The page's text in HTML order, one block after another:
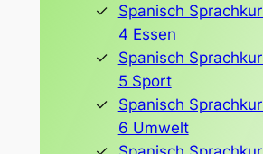
Spanisch
4 Essen
Spanisch
5 Sport
Spanisch
6 Umwelt